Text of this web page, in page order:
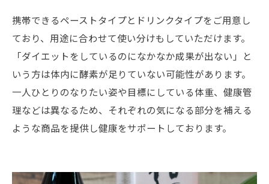
携帯できるペーストタイプとドリンクタイプをご用意し
ており、用途に合わせて使い分けもしていただけます。
「ダイエットをしているのになかなか成果が出ない」と
いう方は体内に酵素が足りていない可能性があります。
一人ひとりのなりたい姿や目標にしている体重、健康管
理などは異なるため、それぞれの気になる部分を補える
ような商品を提供し健康をサポートしております。